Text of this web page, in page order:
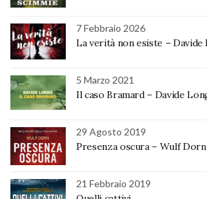
7 Febbraio 2026
La verità non esiste – Davide
5 Marzo 2021
Il caso Bramard – Davide
29 Agosto 2019
Presenza oscura – Wulf Dorn
21 Febbraio 2019